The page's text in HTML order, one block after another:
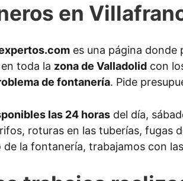
en
es una página
toda la zona de Valladolid con
de fontanería. Pide
las 24 horas del día,
roturas en las tuberías, fugas
de la fontanería, trabajamos con